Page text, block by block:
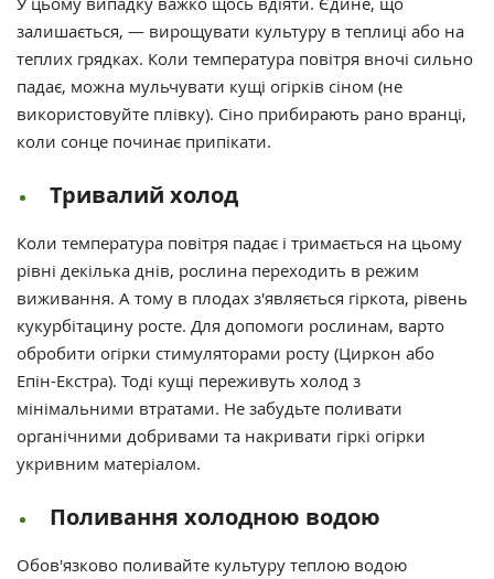
залишається, — вирощувати культуру в теплиці або на
теплих грядках. Коли температура повітря вночі сильно
падає, можна мульчувати кущі огірків сіном (не
використовуйте плівку). Сіно прибирають рано вранці,
коли сонце починає припікати.
Тривалий холод
Коли температура повітря падає і тримається на цьому
рівні декілька днів, рослина переходить в режим
виживання. А тому в плодах з'являється гіркота, рівень
кукурбітацину росте. Для допомоги рослинам, варто
обробити огірки стимуляторами росту (Циркон або
Епін-Екстра). Тоді кущі переживуть холод з
мінімальними втратами. Не забудьте поливати
органічними добривами та накривати гіркі огірки
укривним матеріалом.
Поливання холодною водою
Обов'язково поливайте культуру теплою водою